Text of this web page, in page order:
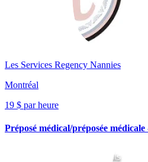
Les Services Regency Nannies
Montréal
19 $ par heure
Préposé médical/préposée